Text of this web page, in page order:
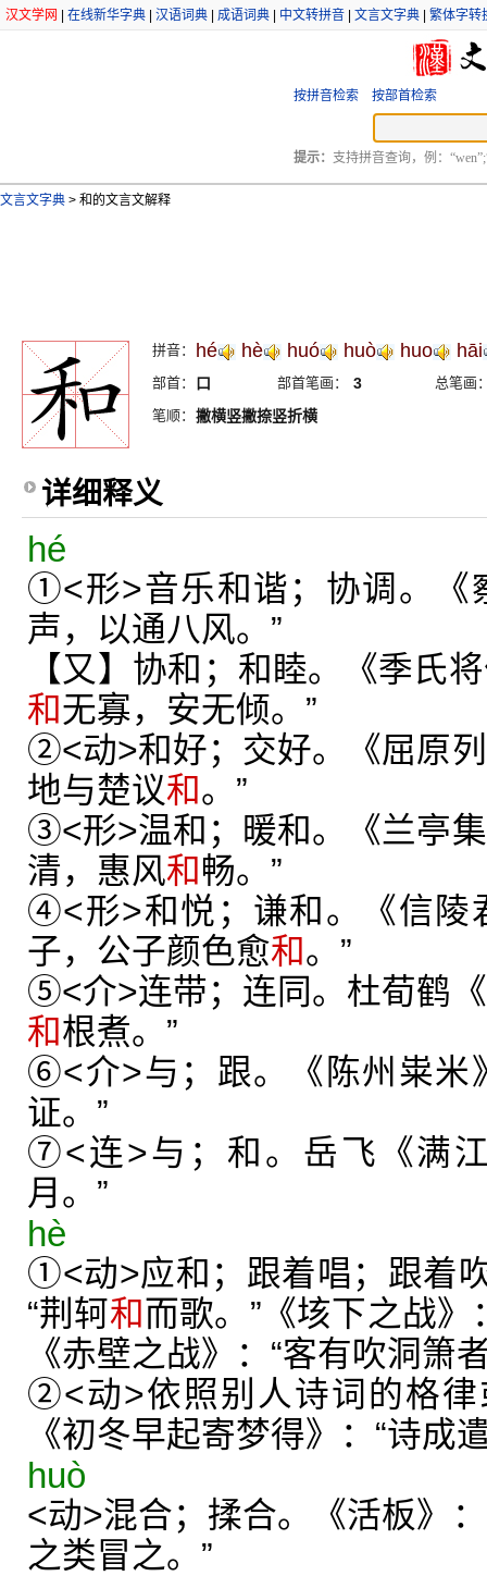
汉文学网 在线新华字典 汉语词典 成语词典 中文转拼音 文言文字典 繁体字转
按拼音检索 按部首检索
提示： 支持拼音查询，例：
文言文字典 > 和的文言文解释
拼音： hé hè huó huò huo hāi
部首： 口 部首笔画： 3
总笔画
笔顺： 撇横竖撇捺竖折横
详细释义
hé
①<形>音乐和谐；协调。《
声，以通八风。”
【又】协和；和睦。《季氏
和无寡，安无倾。”
②<动>和好；交好。《屈原
地与楚议和。”
③<形>温和；暖和。《兰亭
清，惠风和畅。”
④<形>和悦；谦和。《信陵
子，公子颜色愈和。”
⑤<介>连带；连同。杜荀鹤
和根煮。”
⑥<介>与；跟。《陈州粜米
证。”
⑦<连>与；和。岳飞《满
月。”
hè
①<动>应和；跟着唱；跟着
“荆轲和而歌。”《垓下之战》
《赤壁之战》：“客有吹洞箫
②<动>依照别人诗词的格律
《初冬早起寄梦得》：“诗成
huò
<动>混合；揉合。《活板》
之类冒之。”